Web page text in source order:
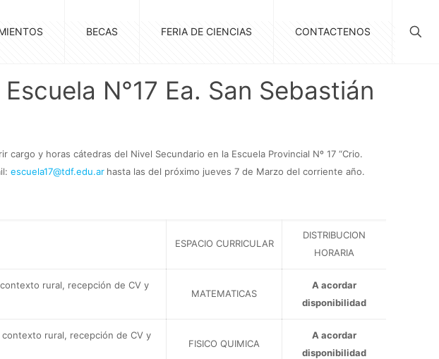
BECAS FERIA DE CIENCIAS CONTACTENOS
N°17 Ea. San Sebastián
y horas cátedras del Nivel Secundario en la Escuela Provincial Nº 17 “Crio.
escuela17@tdf.edu.ar hasta las del próximo jueves 7 de Marzo del corriente año.
ESPACIO CURRICULAR
DISTRIBUCION
HORARIA
rural, recepción de CV y
MATEMATICAS
A acordar
disponibilidad
rural, recepción de CV y
FISICO QUIMICA
A acordar
disponibilidad